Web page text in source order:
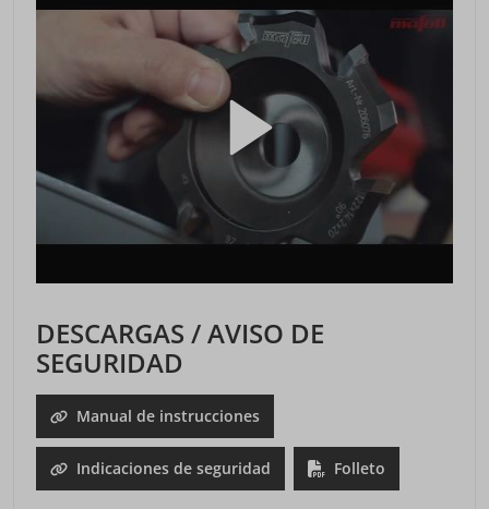
DESCARGAS / AVISO DE
SEGURIDAD
Manual de instrucciones
Indicaciones de seguridad Folleto